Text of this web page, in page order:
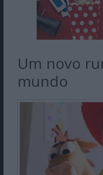
Um novo
mundo